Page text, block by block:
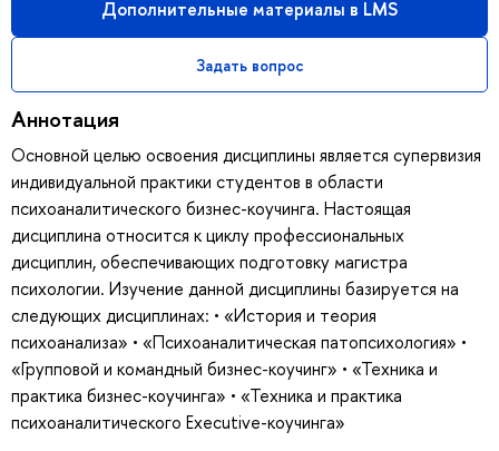
Дополнительные материалы в LMS
Задать вопрос
Аннотация
Основной целью освоения дисциплины является супервизия
индивидуальной практики студентов в области
психоаналитического бизнес-коучинга. Настоящая
дисциплина относится к циклу профессиональных
дисциплин, обеспечивающих подготовку магистра
психологии. Изучение данной дисциплины базируется на
следующих дисциплинах: • «История и теория
психоанализа» • «Психоаналитическая патопсихология» •
«Групповой и командный бизнес-коучинг» • «Техника и
практика бизнес-коучинга» • «Техника и практика
психоаналитического Executive-коучинга»